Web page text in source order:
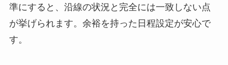
準にすると、沿線の状況と完全には一致しない点
が挙げられます。余裕を持った日程設定が安心で
す。